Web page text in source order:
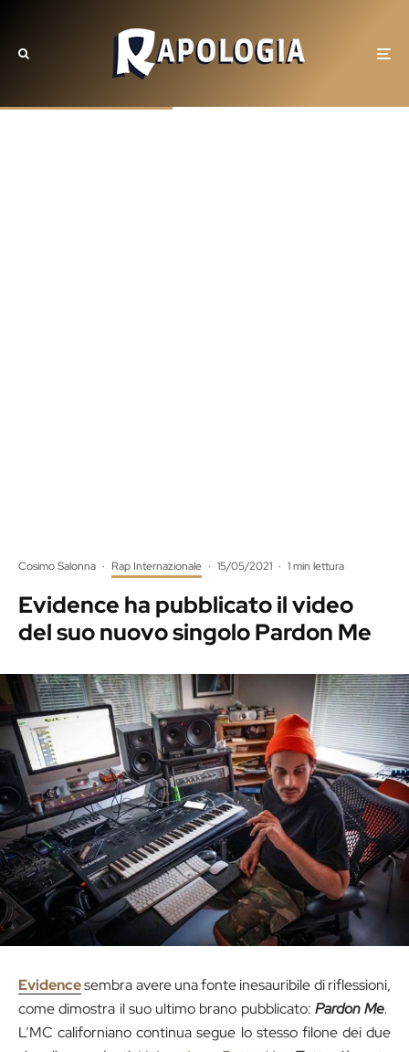
Cosimo Salonna · Rap Internazionale · 15/05/2021 · 1 min lettura
Evidence ha pubblicato il video
del suo nuovo singolo Pardon Me
Evidencesembra avere una fonte inesauribile di riflessioni,
come dimostra il suo ultimo brano pubblicato: Pardon Me.
L’MC californiano continua segue lo stesso filone dei due